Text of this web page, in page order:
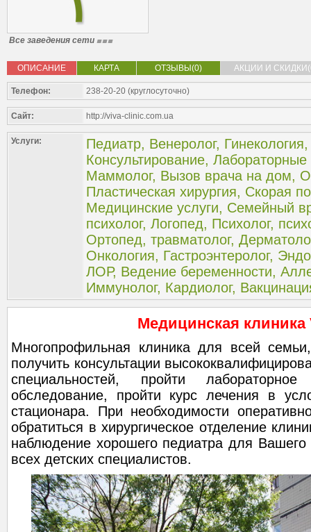
Все заведения сети
ОПИСАНИЕ КАРТА ОТЗЫВЫ(0) АКЦИИ И
Телефон: 238-20-20 (круглосуточно)
Сайт: http://viva-clinic.com.ua
Услуги: Педиатр, Венеролог, Гинекология
Консультирование, Лабораторные
Маммолог, Вызов врача на дом,
Пластическая хирургия, Скорая
Медицинские услуги, Семейный
психолог, Логопед, Психолог,
Ортопед, травматолог,
Онкология, Гастроэнтеролог,
ЛОР, Ведение беременности,
Иммунолог, Кардиолог,
Медицинская клиника
Многопрофильная клиника для всей
получить консультации
специальностей, пройти
обследование, пройти курс лечения в
стационара. При необходимости
обратиться в хирургическое отделение
наблюдение хорошего педиатра для Вашего
всех детских специалистов.